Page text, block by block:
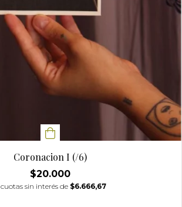
Coronacion I (/6)
$20.000
cuotas sin interés de $6.666,67